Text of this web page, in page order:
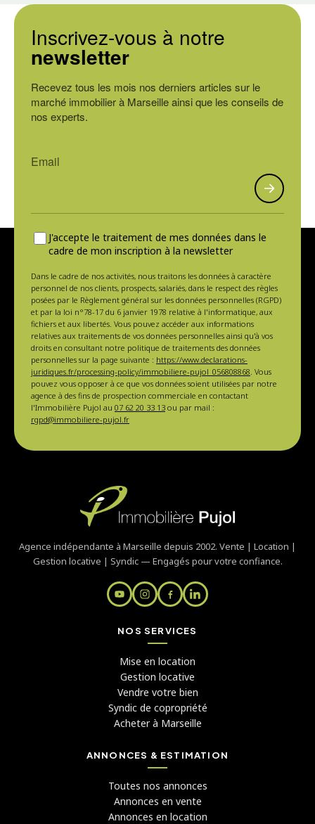
Inscrivez-vous à notre
newsletter
Recevez tous les mois nos derniers articles sur le
marché immobilier à Marseille ainsi que les conseils de
nos experts.
J'accepte le traitement de mes données dans le
cadre de mon inscription à la newsletter
Dans le cadre de nos activités, nous traitons les données à caractère
personnel de nos clients, prospects, salariés, dans le respect des règles
posées par le Règlement général sur les données personnelles (RGPD)
et par la loi n°78-17 du 6 janvier 1978 relative à l'informatique, aux
fichiers et aux libertés. Vous pouvez accéder aux informations
relatives aux traitements de vos données personnelles ainsi qu'à vos
droits en consultant notre politique de traitements des données
personnelles sur la page suivante : https://www.declarations-
juridiques.fr/processing-policy/immobiliere-pujol_056808868. Vous
pouvez vous opposer à ce que vos données soient utilisées par notre
agence à des fins de prospection commerciale en contactant
l'Immobilière Pujol au 07 62 20 33 13 ou par mail :
rgpd@immobiliere-pujol.fr
Agence indépendante à Marseille depuis 2002. Vente | Location |
Gestion locative | Syndic — Engagés pour votre confiance.
NOS SERVICES
Mise en location
Gestion locative
Vendre votre bien
Syndic de copropriété
Acheter à Marseille
ANNONCES & ESTIMATION
Toutes nos annonces
Annonces en vente
Annonces en location